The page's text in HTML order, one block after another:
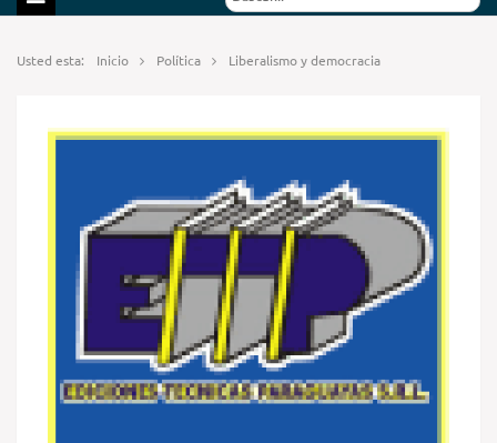
Usted esta: Inicio Política Liberalismo y democracia